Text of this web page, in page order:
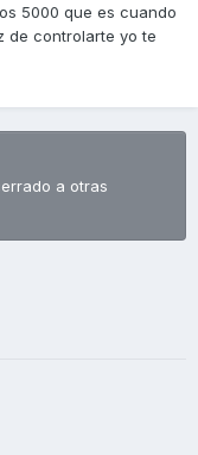
5000 que es cuando
de controlarte yo te
a otras